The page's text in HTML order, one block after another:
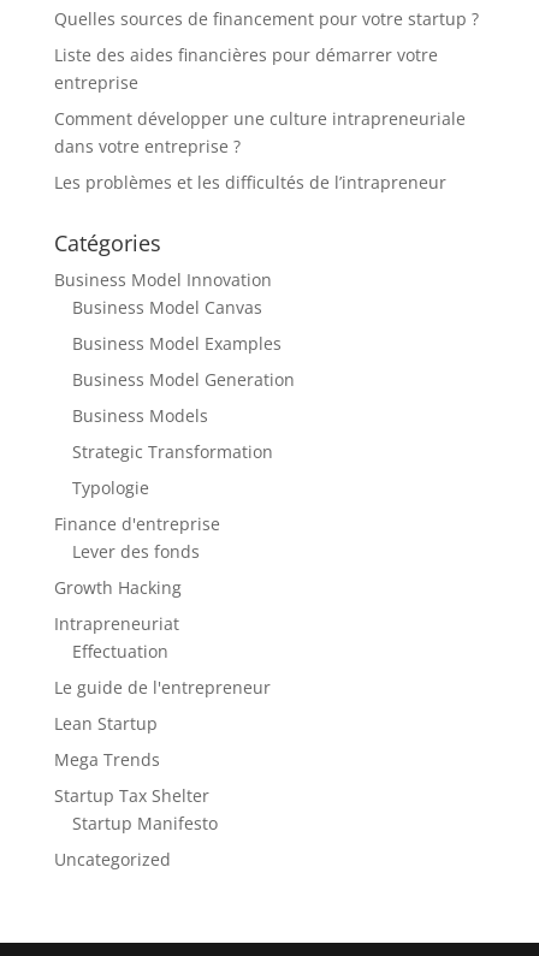
Quelles sources de financement pour votre startup ?
Liste des aides financières pour démarrer votre
entreprise
Comment développer une culture intrapreneuriale
dans votre entreprise ?
Les problèmes et les difficultés de l’intrapreneur
Catégories
Business Model Innovation
Business Model Canvas
Business Model Examples
Business Model Generation
Business Models
Strategic Transformation
Typologie
Finance d'entreprise
Lever des fonds
Growth Hacking
Intrapreneuriat
Effectuation
Le guide de l'entrepreneur
Lean Startup
Mega Trends
Startup Tax Shelter
Startup Manifesto
Uncategorized